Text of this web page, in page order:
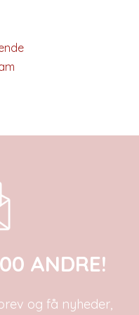
ANDRE!
og få nyheder,